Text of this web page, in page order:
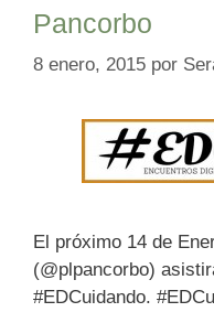
Pancorbo
8 enero, 2015 por
El próximo 14 de
(@plpancorbo)
#EDCuidando.